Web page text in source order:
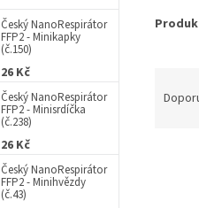
Český NanoRespirátor
FFP2 - Minikapky
(č.150)
26 Kč
Český NanoRespirátor
FFP2 - Minisrdíčka
(č.238)
26 Kč
Český NanoRespirátor
FFP2 - Minihvězdy
(č.43)